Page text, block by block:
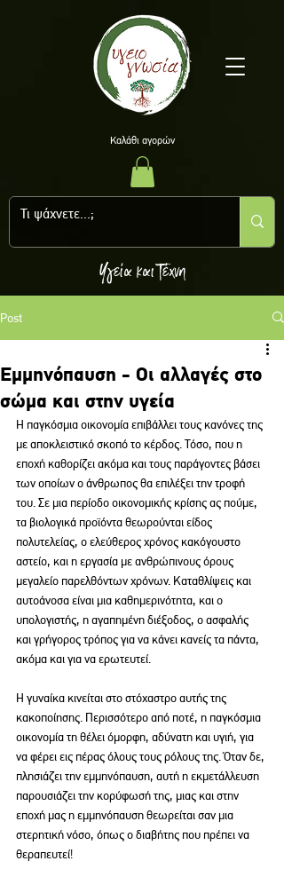
Υγεία και Τέχνη
Kαλάθι αγορών
Post
Eμμηνόπαυση - Oι αλλαγές στο
σώμα και στην υγεία
Η παγκόσμια οικονομία επιβάλλει τους κανόνες της
με αποκλειστικό σκοπό το κέρδος. Τόσο, που η
εποχή καθορίζει ακόμα και τους παράγοντες βάσει
των οποίων ο άνθρωπος θα επιλέξει την τροφή
του. Σε μια περίοδο οικονομικής κρίσης ας πούμε,
τα βιολογικά προϊόντα θεωρούνται είδος
πολυτελείας, ο ελεύθερος χρόνος κακόγουστο
αστείο, και η εργασία με ανθρώπινους όρους
μεγαλείο παρελθόντων χρόνων. Καταθλίψεις και
αυτοάνοσα είναι μια καθημερινότητα, και ο
υπολογιστής, η αγαπημένη διέξοδος, ο ασφαλής
και γρήγορος τρόπος για να κάνει κανείς τα πάντα,
ακόμα και για να ερωτευτεί.
Η γυναίκα κινείται στο στόχαστρο αυτής της
κακοποίησης. Περισσότερο από ποτέ, η παγκόσμια
οικονομία τη θέλει όμορφη, αδύνατη και υγιή, για
να φέρει εις πέρας όλους τους ρόλους της. Όταν δε,
πλησιάζει την εμμηνόπαυση, αυτή η εκμετάλλευση
παρουσιάζει την κορύφωσή της, μιας και στην
εποχή μας η εμμηνόπαυση θεωρείται σαν μια
στερητική νόσο, όπως ο διαβήτης που πρέπει να
θεραπευτεί!